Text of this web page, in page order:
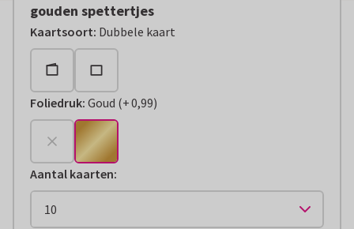
gouden spettertjes
Kaartsoort: Dubbele kaart
Foliedruk: Goud (
+€ 0,99
+0,99)
Aantal kaarten: